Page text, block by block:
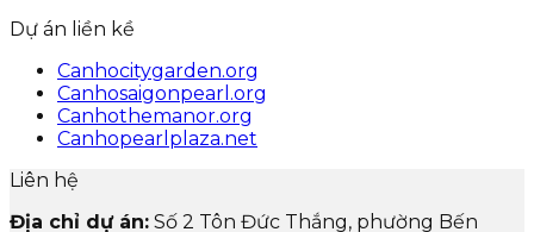
Dự án liền kề
Canhocitygarden.org
Canhosaigonpearl.org
Canhothemanor.org
Canhopearlplaza.net
Liên hệ
Địa chỉ dự án: Số 2 Tôn Đức Thắng, phường Bến